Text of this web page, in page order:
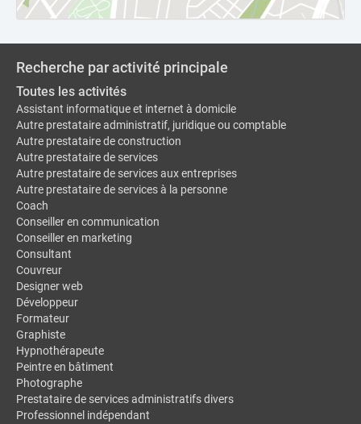
Recherche par activité principale
Toutes les activités
Assistant informatique et internet à domicile
Autre prestataire administratif, juridique ou comptable
Autre prestataire de construction
Autre prestataire de services
Autre prestataire de services aux entreprises
Autre prestataire de services à la personne
Coach
Conseiller en communication
Conseiller en marketing
Consultant
Couvreur
Designer web
Développeur
Formateur
Graphiste
Hypnothérapeute
Peintre en bâtiment
Photographe
Prestataire de services administratifs divers
Professionnel indépendant